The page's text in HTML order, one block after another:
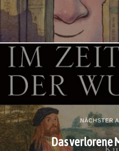
NÄCHSTER
Das verlorene